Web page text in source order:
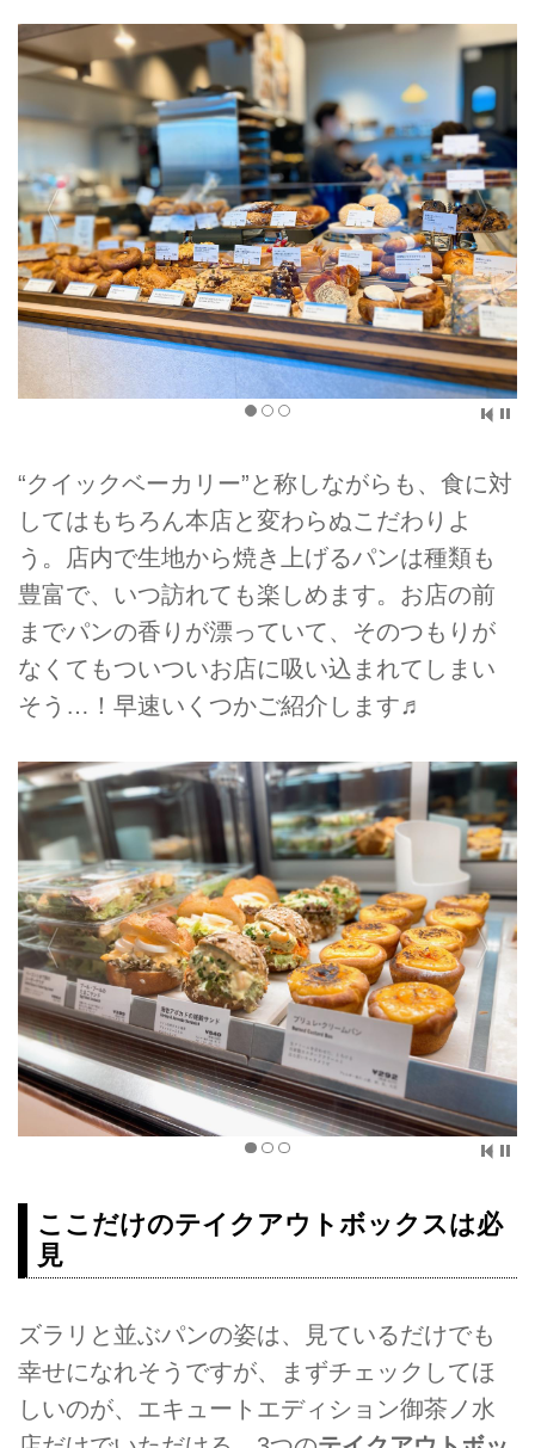
“クイックベーカリー”と称しながらも、食に対
してはもちろん本店と変わらぬこだわりよ
う。店内で生地から焼き上げるパンは種類も
豊富で、いつ訪れても楽しめます。お店の前
までパンの香りが漂っていて、そのつもりが
なくてもついついお店に吸い込まれてしまい
そう…！早速いくつかご紹介します♬
ここだけのテイクアウトボックスは必
見
ズラリと並ぶパンの姿は、見ているだけでも
幸せになれそうですが、まずチェックしてほ
しいのが、エキュートエディション御茶ノ水